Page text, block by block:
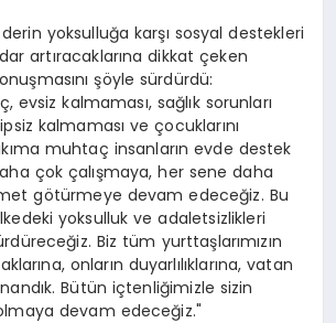
yoksulluğa karşı sosyal destekleri
artıracaklarına dikkat çeken
şöyle sürdürdü:
evsiz kalmaması, sağlık sorunları
kalmaması ve çocuklarını
muhtaç insanların evde destek
çok çalışmaya, her sene daha
götürmeye devam edeceğiz. Bu
yoksulluk ve adaletsizlikleri
Biz tüm yurttaşlarımızın
onların duyarlılıklarına, vatan
Bütün içtenliğimizle sizin
devam edeceğiz."